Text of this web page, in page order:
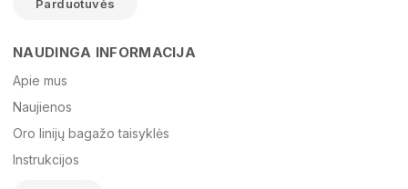
El. paštas
Parduotuvės
NAUDINGA INFORMACIJA
Apie mus
Naujienos
Oro linijų bagažo taisyklės
Instrukcijos